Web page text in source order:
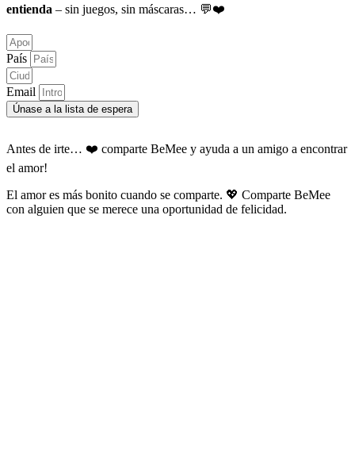
entienda – sin juegos, sin máscaras… 💬❤️
País
Email
Únase a la lista de espera
Antes de irte… ❤️ comparte BeMee y ayuda a un amigo a encontrar
el amor!
El amor es más bonito cuando se comparte. 💖 Comparte BeMee
con alguien que se merece una oportunidad de felicidad.